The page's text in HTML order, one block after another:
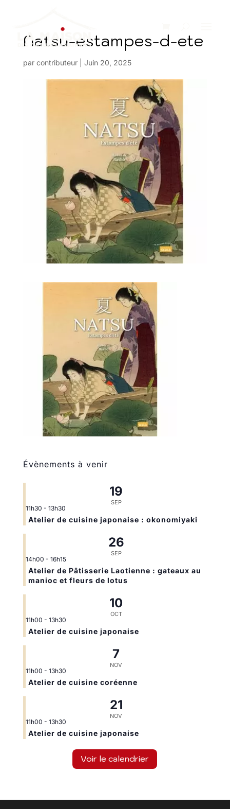
Natsu-estampes-d-ete
par contributeur| Juin 20, 2025
Évènements à venir
19
SEP
11h30 - 13h30
Atelier de cuisine japonaise : okonomiyaki
26
SEP
14h00 - 16h15
Atelier de Pâtisserie Laotienne : gateaux au
manioc et fleurs de lotus
10
OCT
11h00 - 13h30
Atelier de cuisine japonaise
7
NOV
11h00 - 13h30
Atelier de cuisine coréenne
21
NOV
11h00 - 13h30
Atelier de cuisine japonaise
Voir le calendrier